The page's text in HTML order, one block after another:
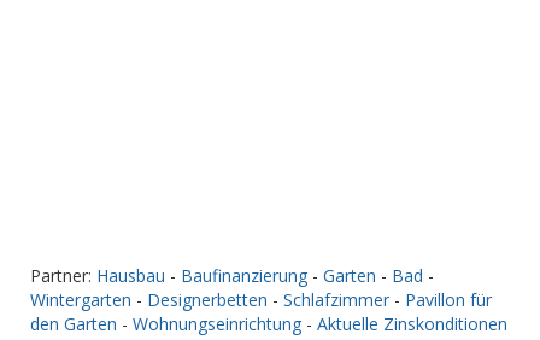
Partner: Hausbau - Baufinanzierung - Garten - Bad -
Wintergarten - Designerbetten - Schlafzimmer - Pavillon für
den Garten - Wohnungseinrichtung - Aktuelle Zinskonditionen